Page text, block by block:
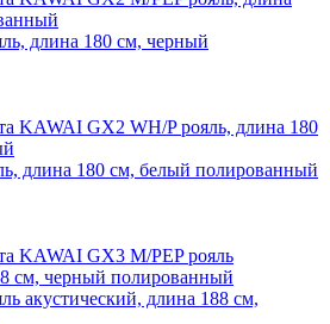
длина 180 см, черный
длина 180 см, белый полированный
акустический, длина 188 см,